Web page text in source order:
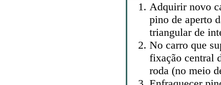
Adquirir novo
pino de aperto
triangular de
No carro que
fixação central
roda (no meio